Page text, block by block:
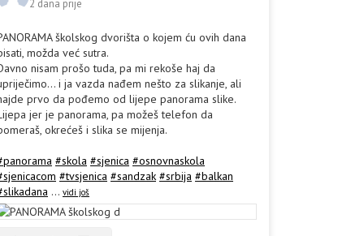
2 dana prije
školskog dvorišta o kojem ću ovih dana
možda već sutra.
nisam prošo tuda, pa mi rekoše haj da
i ja vazda nađem nešto za slikanje, ali
prvo da pođemo od lijepe panorama slike.
jer je panorama, pa možeš telefon da
okrećeš i slika se mijenja.
#skola #sjenica #osnovnaskola
#tvsjenica #sandzak #srbija #balkan
... vidi još